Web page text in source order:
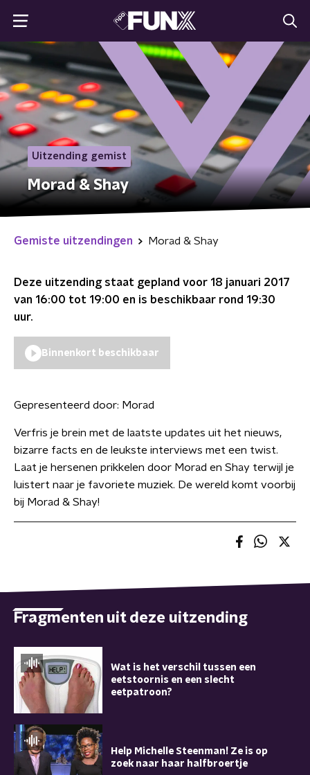
Uitzending gemist
Morad & Shay
Gemiste uitzendingen Morad & Shay
Deze uitzending staat gepland voor 18 januari 2017
van 16:00 tot 19:00 en is beschikbaar rond 19:30
uur.
Binnenkort beschikbaar
Gepresenteerd door: Morad
Verfris je brein met de laatste updates uit het nieuws,
bizarre facts en de leukste interviews met een twist.
Laat je hersenen prikkelen door Morad en Shay terwijl je
luistert naar je favoriete muziek. De wereld komt voorbij
bij Morad & Shay!
Fragmenten uit deze uitzending
Wat is het verschil tussen een
eetstoornis en een slecht
eetpatroon?
Help Michelle Steenman! Ze is op
zoek naar haar halfbroertje